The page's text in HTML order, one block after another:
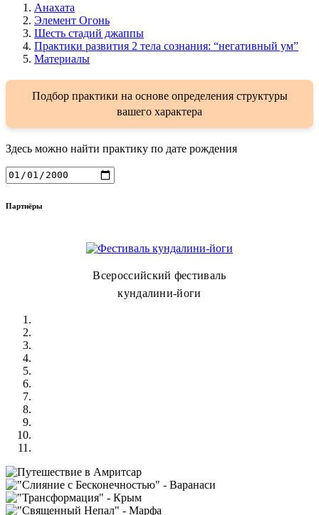
Анахата
Элемент Огонь
Шесть стадий джаппы
Практики развития 2 тела сознания: “негативный ум”
Материалы
Подбор практики на основе определения структуры
вашего характера
Здесь можно найти практику по дате рождения
Партнёры
Всероссийский фестиваль
кундалини-йоги